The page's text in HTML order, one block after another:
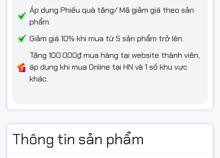
Áp dụng Phiếu quà tặng/ Mã giảm giá theo sản
phẩm.
Giảm giá 10% khi mua từ 5 sản phẩm trở lên.
Tặng 100.000₫ mua hàng tại website thành viên,
áp dụng khi mua Online tại HN và 1 số khu vực
khác.
Thông tin sản phẩm
📌 Điều kiện hoàn hàng
✅ Quý khách quay video khi bóc hàng để làm bằng chứng
nếu sản phẩm bị hư hỏng, va đập hoặc lỗi vận chuyển.
✅ Sản phẩm hoàn trả cần đóng gói nguyên vẹn như ban đầu,
không thiếu linh kiện, không hư hỏng.